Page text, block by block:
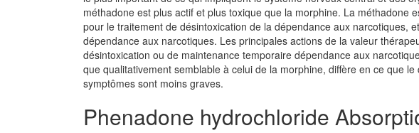
méthadone est plus actif et plus toxique que la morphine. La méthadone
pour le traitement de désintoxication de la dépendance aux narcotiques,
dépendance aux narcotiques. Les principales actions de la valeur
désintoxication ou de maintenance temporaire dépendance aux
que qualitativement semblable à celui de la morphine, diffère en ce que
symptômes sont moins graves.
Phenadone hydrochloride